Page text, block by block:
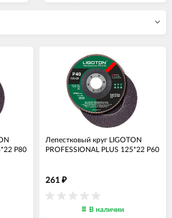
Р80
Лепестковый круг LIGOTON
PROFESSIONAL PLUS 125*22 Р60
261 ₽
В наличии